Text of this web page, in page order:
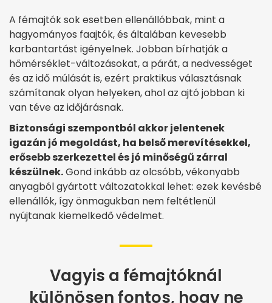
A fémajtók sok esetben ellenállóbbak, mint a
hagyományos faajtók, és általában kevesebb
karbantartást igényelnek. Jobban bírhatják a
hőmérséklet-változásokat, a párát, a nedvességet
és az idő múlását is, ezért praktikus választásnak
számítanak olyan helyeken, ahol az ajtó jobban ki
van téve az időjárásnak.
Biztonsági szempontból akkor jelentenek
igazán jó megoldást, ha belső merevítésekkel,
erősebb szerkezettel és jó minőségű zárral
készülnek.Gond inkább az olcsóbb, vékonyabb
anyagból gyártott változatokkal lehet: ezek kevésbé
ellenállók, így önmagukban nem feltétlenül
nyújtanak kiemelkedő védelmet.
Vagyis a fémajtóknál
különösen fontos, hogy ne